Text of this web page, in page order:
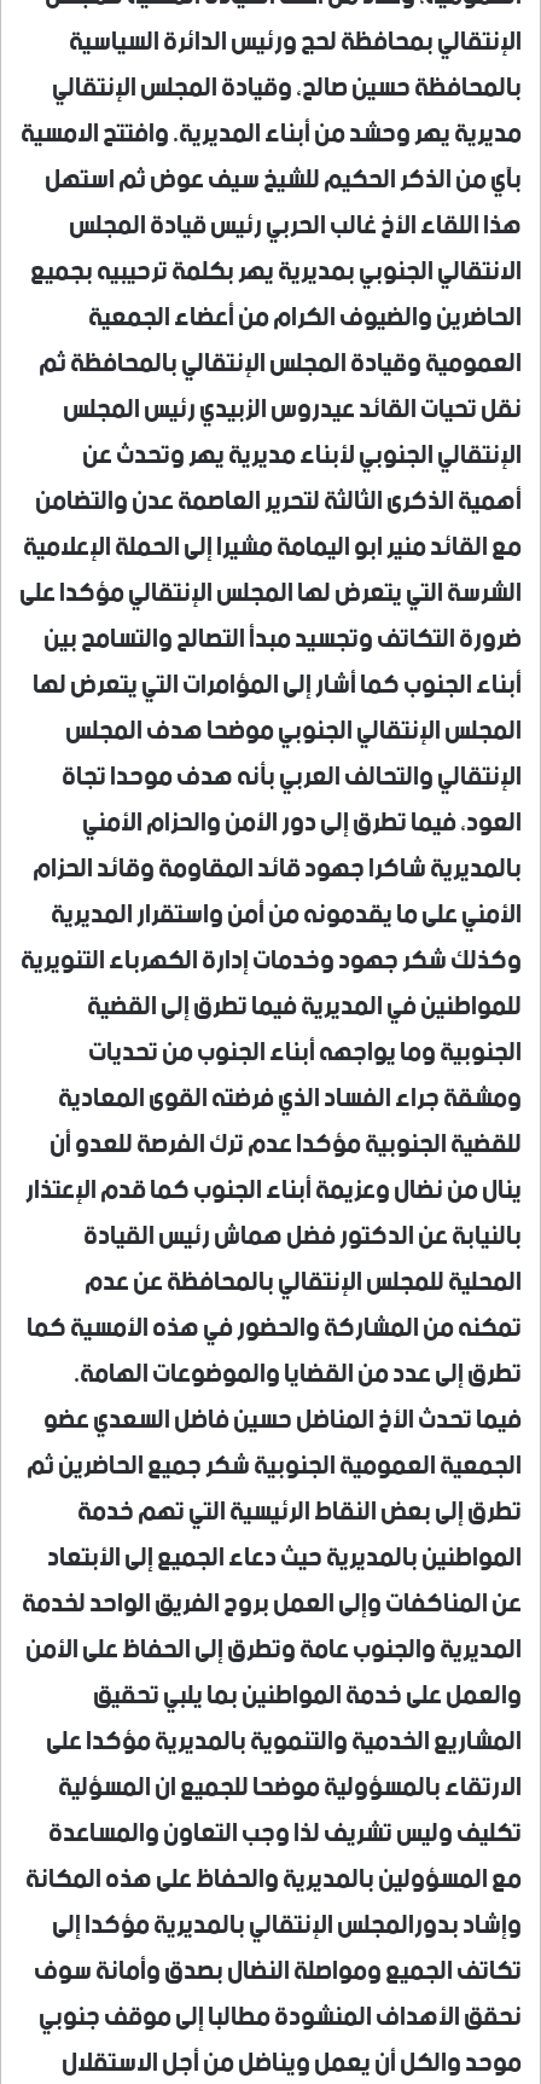
الإنتقالي بمحافظة لحج ورئيس الدائرة السياسية
بالمحافظة حسين صالح، وقيادة المجلس الإنتقالي
مديرية يهر وحشد من أبناء المديرية. وافتتح الامسية
بآي من الذكر الحكيم للشيخ سيف عوض ثم استهل
هذا اللقاء الأخ غالب الحربي رئيس قيادة المجلس
الانتقالي الجنوبي بمديرية يهر بكلمة ترحيبيه بجميع
الحاضرين والضيوف الكرام من أعضاء الجمعية
العمومية وقيادة المجلس الإنتقالي بالمحافظة ثم
نقل تحيات القائد عيدروس الزبيدي رئيس المجلس
الإنتقالي الجنوبي لأبناء مديرية يهر وتحدث عن
أهمية الذكرى الثالثة لتحرير العاصمة عدن والتضامن
مع القائد منير ابو اليمامة مشيرا إلى الحملة الإعلامية
الشرسة التي يتعرض لها المجلس الإنتقالي مؤكدا على
ضرورة التكاتف وتجسيد مبدأ التصالح والتسامح بين
أبناء الجنوب كما أشار إلى المؤامرات التي يتعرض لها
المجلس الإنتقالي الجنوبي موضحا هدف المجلس
الإنتقالي والتحالف العربي بأنه هدف موحدا تجاة
العود، فيما تطرق إلى دور الأمن والحزام الأمني
بالمديرية شاكرا جهود قائد المقاومة وقائد الحزام
الأمني على ما يقدمونه من أمن واستقرار المديرية
وكذلك شكر جهود وخدمات إدارة الكهرباء التنويرية
للمواطنين في المديرية فيما تطرق إلى القضية
الجنوبية وما يواجهه أبناء الجنوب من تحديات
ومشقة جراء الفساد الذي فرضته القوى المعادية
للقضية الجنوبية مؤكدا عدم ترك الفرصة للعدو أن
ينال من نضال وعزيمة أبناء الجنوب كما قدم الإعتذار
بالنيابة عن الدكتور فضل هماش رئيس القيادة
المحلية للمجلس الإنتقالي بالمحافظة عن عدم
تمكنه من المشاركة والحضور في هذه الأمسية كما
تطرق إلى عدد من القضايا والموضوعات الهامة.
فيما تحدث الأخ المناضل حسين فاضل السعدي عضو
الجمعية العمومية الجنوبية شكر جميع الحاضرين ثم
تطرق إلى بعض النقاط الرئيسية التي تهم خدمة
المواطنين بالمديرية حيث دعاء الجميع إلى الأبتعاد
عن المناكفات وإلى العمل بروح الفريق الواحد لخدمة
المديرية والجنوب عامة وتطرق إلى الحفاظ على الأمن
والعمل على خدمة المواطنين بما يلبي تحقيق
المشاريع الخدمية والتنموية بالمديرية مؤكدا على
الارتقاء بالمسؤولية موضحا للجميع ان المسؤلية
تكليف وليس تشريف لذا وجب التعاون والمساعدة
مع المسؤولين بالمديرية والحفاظ على هذه المكانة
وإشاد بدورالمجلس الإنتقالي بالمديرية مؤكدا إلى
تكاتف الجميع ومواصلة النضال بصدق وأمانة سوف
نحقق الأهداف المنشودة مطالبا إلى موقف جنوبي
موحد والكل أن يعمل ويناضل من أجل الاستقلال